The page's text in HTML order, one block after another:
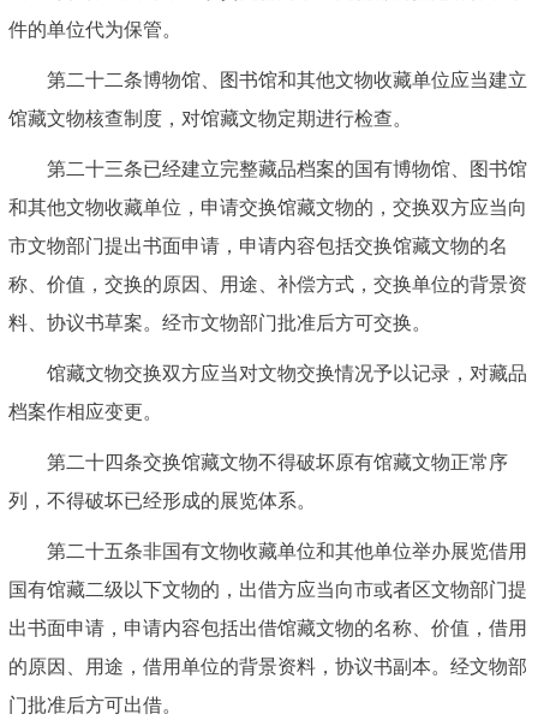
件的单位代为保管。
第二十二条博物馆、图书馆和其他文物收藏单位应当建立
馆藏文物核查制度，对馆藏文物定期进行检查。
第二十三条已经建立完整藏品档案的国有博物馆、图书馆
和其他文物收藏单位，申请交换馆藏文物的，交换双方应当向
市文物部门提出书面申请，申请内容包括交换馆藏文物的名
称、价值，交换的原因、用途、补偿方式，交换单位的背景资
料、协议书草案。经市文物部门批准后方可交换。
馆藏文物交换双方应当对文物交换情况予以记录，对藏品
档案作相应变更。
第二十四条交换馆藏文物不得破坏原有馆藏文物正常序
列，不得破坏已经形成的展览体系。
第二十五条非国有文物收藏单位和其他单位举办展览借用
国有馆藏二级以下文物的，出借方应当向市或者区文物部门提
出书面申请，申请内容包括出借馆藏文物的名称、价值，借用
的原因、用途，借用单位的背景资料，协议书副本。经文物部
门批准后方可出借。